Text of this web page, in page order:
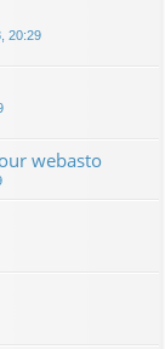
20:29
webasto